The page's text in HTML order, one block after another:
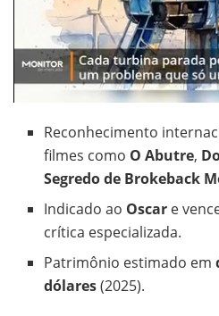
Reconhecimento
filmes como O Abutre,
Segredo de Brokeback
Indicado ao Oscar e
crítica especializada.
Patrimônio estimado em
dólares(2025).